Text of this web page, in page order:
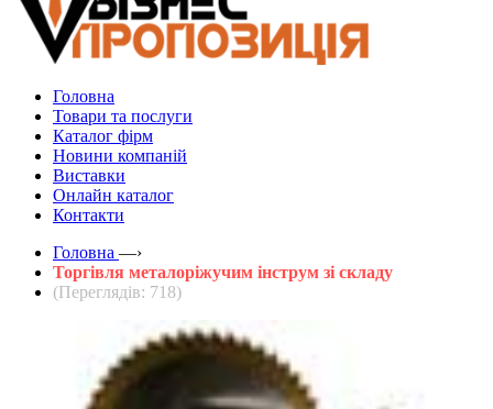
Головна
Товари та послуги
Каталог фірм
Новини компаній
Виставки
Онлайн каталог
Контакти
Головна —›
Торгівля металоріжучим інструм зі складу
(Переглядів: 718)